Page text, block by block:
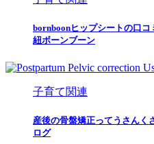
bornboonヒップシートの口コ
紐ボーンブーン
子育て関連
産後の骨盤矯正ってうさん
ログ